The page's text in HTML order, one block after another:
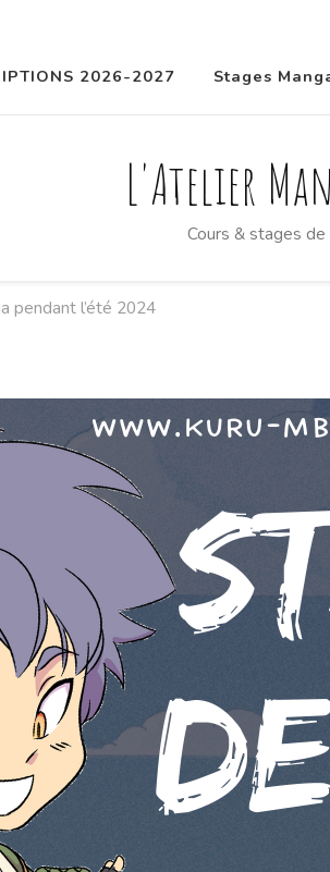
2026-2027 Stages
L'Atelier
Cours & stages
pendant l’été 2024